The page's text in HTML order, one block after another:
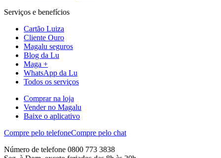
Serviços e benefícios
Cartão Luiza
Cliente Ouro
Magalu seguros
Blog da Lu
Maga +
WhatsApp da Lu
Todos os serviços
Comprar na loja
Vender no Magalu
Baixe o aplicativo
Compre pelo telefoneCompre pelo chat
Número de telefone 0800 773 3838